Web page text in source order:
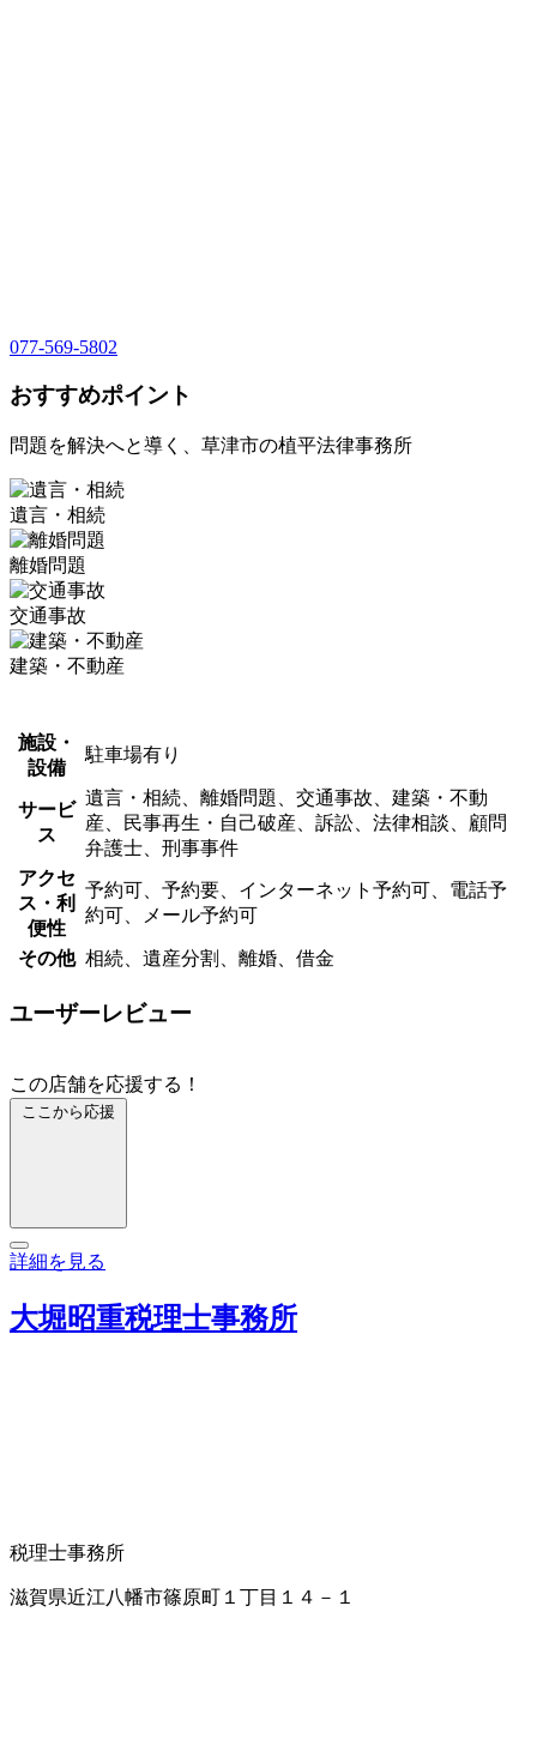
077-569-5802
おすすめポイント
問題を解決へと導く、草津市の植平法律事務所
遺言・相続
離婚問題
交通事故
建築・不動産
施設・
設備
駐車場有り
サービ
ス
遺言・相続、離婚問題、交通事故、建築・不動
産、民事再生・自己破産、訴訟、法律相談、顧問
弁護士、刑事事件
アクセ
ス・利
便性
予約可、予約要、インターネット予約可、電話予
約可、メール予約可
その他 相続、遺産分割、離婚、借金
ユーザーレビュー
この店舗を応援する！
ここから応援
詳細を見る
大堀昭重税理士事務所
税理士事務所
滋賀県近江八幡市篠原町１丁目１４－１